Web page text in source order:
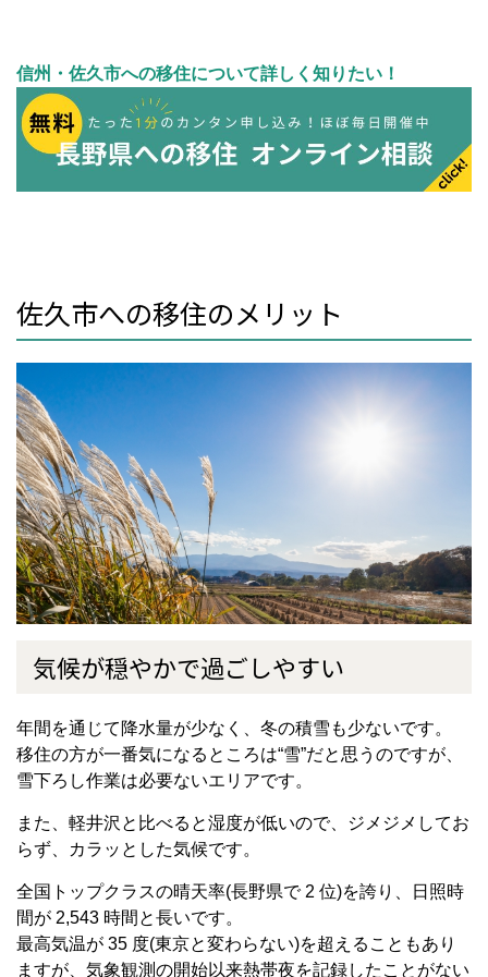
信州・佐久市への移住について詳しく知りたい！
佐久市への移住のメリット
気候が穏やかで過ごしやすい
年間を通じて降水量が少なく、冬の積雪も少ないです。
移住の方が一番気になるところは“雪”だと思うのですが、
雪下ろし作業は必要ないエリアです。
また、軽井沢と比べると湿度が低いので、ジメジメしてお
らず、カラッとした気候です。
全国トップクラスの晴天率(長野県で 2 位)を誇り、日照時
間が 2,543 時間と長いです。
最高気温が 35 度(東京と変わらない)を超えることもあり
ますが、気象観測の開始以来熱帯夜を記録したことがない